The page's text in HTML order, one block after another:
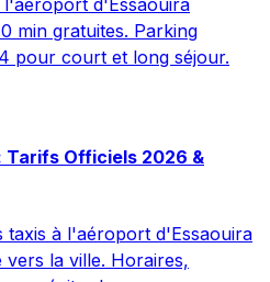
d'Essaouira
min gratuites. Parking
pour court et long séjour.
Tarifs Officiels 2026 &
taxis à l'aéroport d'Essaouira
vers la ville. Horaires,